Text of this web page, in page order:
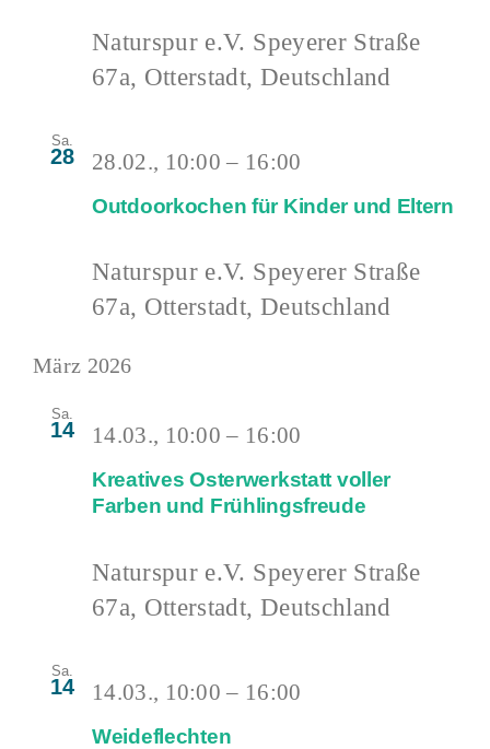
Naturspur e.V. Speyerer Straße
67a, Otterstadt, Deutschland
Sa.
28
Outdoorkochen für Kinder und Eltern
28.02., 10:00 – 16:00
Naturspur e.V. Speyerer Straße
67a, Otterstadt, Deutschland
März 2026
Sa.
14
Kreatives Osterwerkstatt voller
Farben und Frühlingsfreude
14.03., 10:00 – 16:00
Naturspur e.V. Speyerer Straße
67a, Otterstadt, Deutschland
Sa.
14
Weideflechten
14.03., 10:00 – 16:00